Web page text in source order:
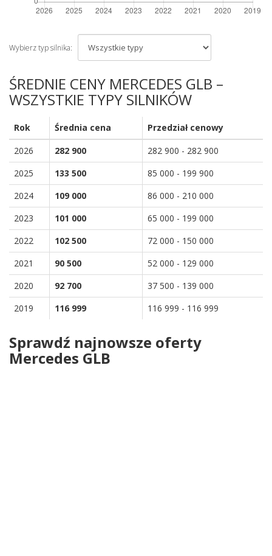
Wybierz typ silnika:
ŚREDNIE CENY MERCEDES GLB –
WSZYSTKIE TYPY SILNIKÓW
Rok Średnia cena
Przedział cenowy
2026
282 900
282 900 - 282 900
2025
133 500
85 000 - 199 900
2024
109 000
86 000 - 210 000
2023
101 000
65 000 - 199 000
2022
102 500
72 000 - 150 000
2021
90 500
52 000 - 129 000
2020
92 700
37 500 - 139 000
2019
116 999 116 999 - 116 999
Sprawdź najnowsze oferty
Mercedes GLB